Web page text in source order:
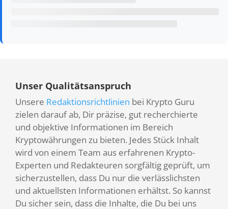
Unser Qualitätsanspruch
Unsere Redaktionsrichtlinien bei Krypto Guru
zielen darauf ab, Dir präzise, gut recherchierte
und objektive Informationen im Bereich
Kryptowährungen zu bieten. Jedes Stück Inhalt
wird von einem Team aus erfahrenen Krypto-
Experten und Redakteuren sorgfältig geprüft, um
sicherzustellen, dass Du nur die verlässlichsten
und aktuellsten Informationen erhältst. So kannst
Du sicher sein, dass die Inhalte, die Du bei uns